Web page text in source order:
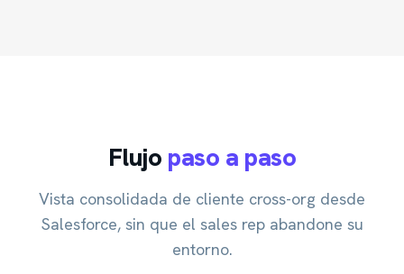
Flujo paso a paso
Vista consolidada de cliente cross-org desde
Salesforce, sin que el sales rep abandone su
entorno.